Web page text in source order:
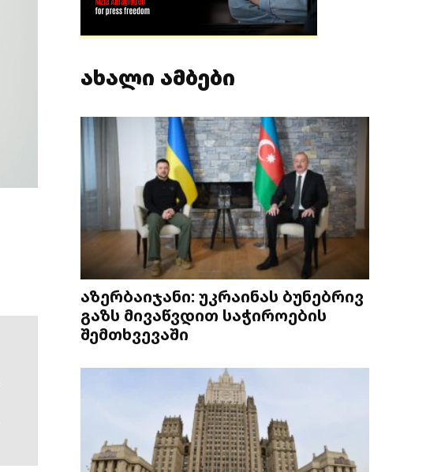
ახალი ამბები
აზერბაიჯანი: უკრაინას ბუნებრივ
გაზს მივაწვდით საჭიროების
შემთხვევაში